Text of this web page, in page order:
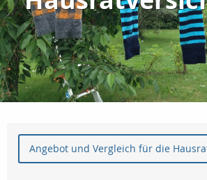
Angebot und Vergleich für die